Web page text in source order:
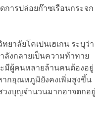
การปล่อยก๊าซเรือนกระจก
าลัยโคเปนเฮเกน ระบุว่า
งกลายเป็นความท้าทาย
มีผู้คนหลายล้านคนต้องอยู่
ากอุณหภูมิยังคงเพิ่มสูงขึ้น
วงบุญจำนวนมากอาจตกอยู่